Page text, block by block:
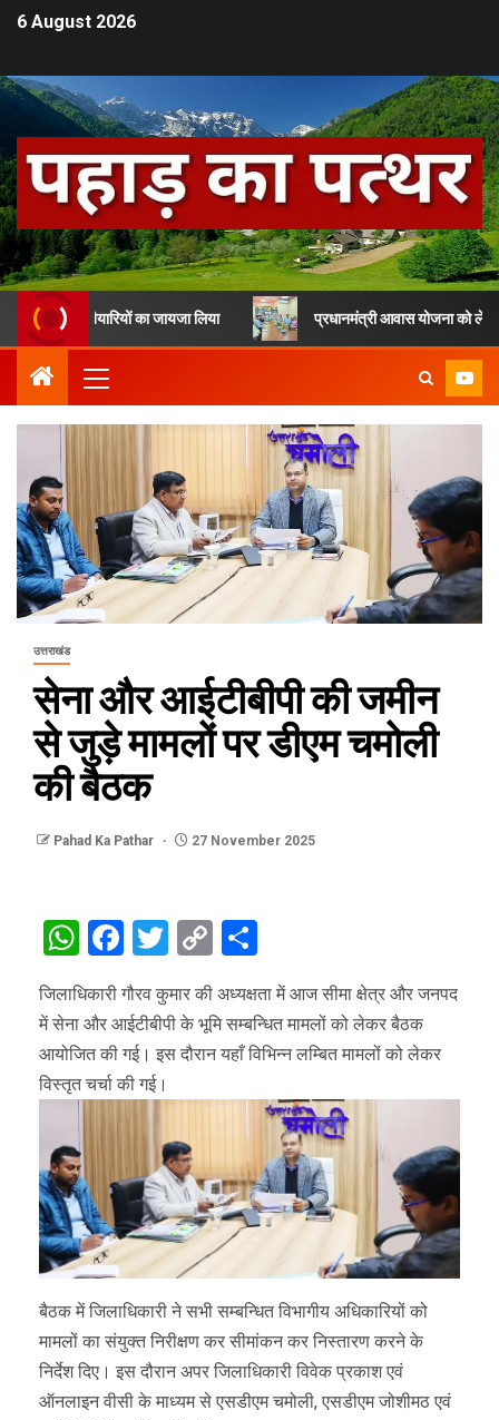
6 August 2026
की तैयारियों का जायजा लिया प्रधानमंत्री आवास योजना को लेकर देहरादून
उत्तराखंड
सेना और आईटीबीपी की जमीन
से जुड़े मामलों पर डीएम चमोली
की बैठक
Pahad Ka Pathar 27 November 2025
WhatsApp
Facebook
Twitter
Copy
जिलाधिकारी गौरव कुमार की अध्यक्षता में आज सीमा क्षेत्र और जनपद
में सेना और आईटीबीपी के भूमि सम्बन्धित मामलों को लेकर बैठक
आयोजित की गई। इस दौरान यहाँ विभिन्न लम्बित मामलों को लेकर
विस्तृत चर्चा की गई।
बैठक में जिलाधिकारी ने सभी सम्बन्धित विभागीय अधिकारियों को
मामलों का संयुक्त निरीक्षण कर सीमांकन कर निस्तारण करने के
निर्देश दिए। इस दौरान अपर जिलाधिकारी विवेक प्रकाश एवं
ऑनलाइन वीसी के माध्यम से एसडीएम चमोली, एसडीएम जोशीमठ एवं